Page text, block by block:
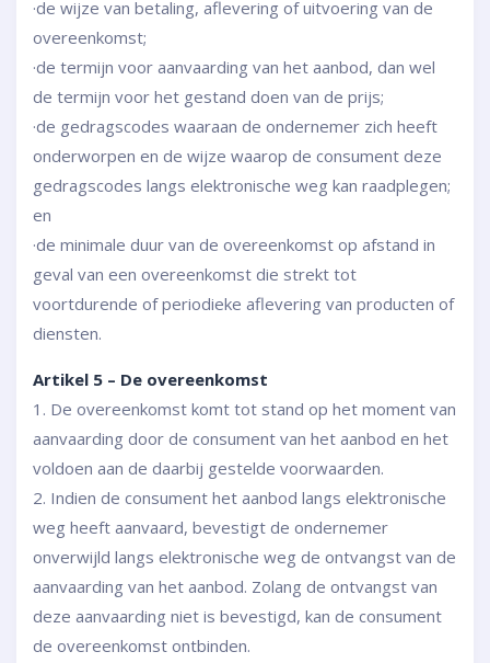
·de wijze van betaling, aflevering of uitvoering van de
overeenkomst;
·de termijn voor aanvaarding van het aanbod, dan wel
de termijn voor het gestand doen van de prijs;
·de gedragscodes waaraan de ondernemer zich heeft
onderworpen en de wijze waarop de consument deze
gedragscodes langs elektronische weg kan raadplegen;
en
·de minimale duur van de overeenkomst op afstand in
geval van een overeenkomst die strekt tot
voortdurende of periodieke aflevering van producten of
diensten.
Artikel 5 – De overeenkomst
1. De overeenkomst komt tot stand op het moment van
aanvaarding door de consument van het aanbod en het
voldoen aan de daarbij gestelde voorwaarden.
2. Indien de consument het aanbod langs elektronische
weg heeft aanvaard, bevestigt de ondernemer
onverwijld langs elektronische weg de ontvangst van de
aanvaarding van het aanbod. Zolang de ontvangst van
deze aanvaarding niet is bevestigd, kan de consument
de overeenkomst ontbinden.